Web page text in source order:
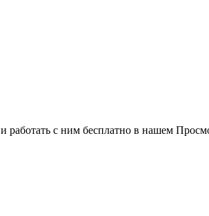
работать с ним бесплатно в нашем